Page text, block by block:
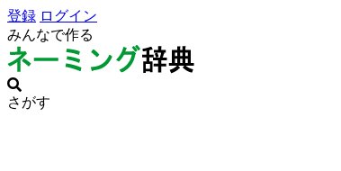
登録 ログイン
みんなで作る
さがす